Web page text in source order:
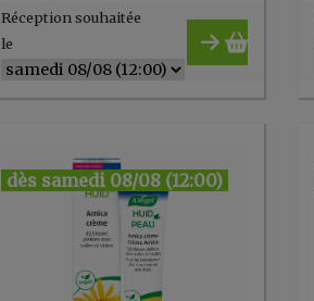
Réception souhaitée
le
dès samedi 08/08 (12:00)